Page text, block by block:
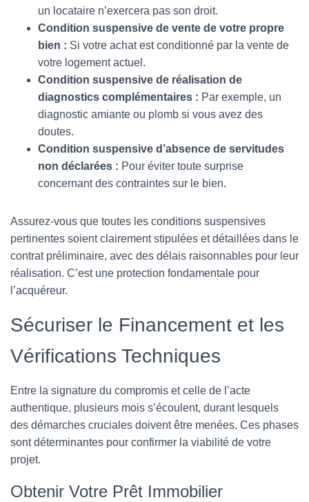
un locataire n’exercera pas son droit.
Condition suspensive de vente de votre propre
bien : Si votre achat est conditionné par la vente de
votre logement actuel.
Condition suspensive de réalisation de
diagnostics complémentaires : Par exemple, un
diagnostic amiante ou plomb si vous avez des
doutes.
Condition suspensive d’absence de servitudes
non déclarées : Pour éviter toute surprise
concernant des contraintes sur le bien.
Assurez-vous que toutes les conditions suspensives
pertinentes soient clairement stipulées et détaillées dans le
contrat préliminaire, avec des délais raisonnables pour leur
réalisation. C’est une protection fondamentale pour
l’acquéreur.
Sécuriser le Financement et les
Vérifications Techniques
Entre la signature du compromis et celle de l’acte
authentique, plusieurs mois s’écoulent, durant lesquels
des démarches cruciales doivent être menées. Ces phases
sont déterminantes pour confirmer la viabilité de votre
projet.
Obtenir Votre Prêt Immobilier